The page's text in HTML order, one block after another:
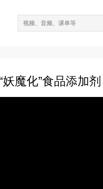
魔化”食品添加剂